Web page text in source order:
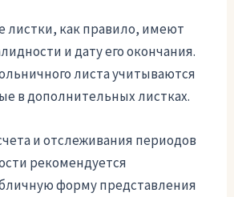
листки, как правило, имеют
и дату его окончания.
листа учитываются
в дополнительных листках.
и отслеживания периодов
рекомендуется
форму представления